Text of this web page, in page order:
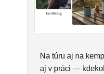
Na túru aj na
aj v práci —